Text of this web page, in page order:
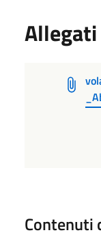
Allegati
Contenuti